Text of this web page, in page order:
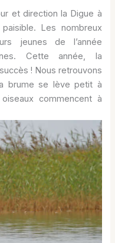
et direction la Digue à
Les nombreux
jeunes de l’année
Cette année, la
! Nous retrouvons
brume se lève petit à
commencent à